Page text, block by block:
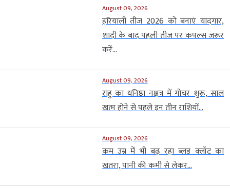
August 09, 2026
हरियाली तीज 2026 को बनाएं यादगार,
शादी के बाद पहली तीज पर कपल्स जरूर
करें...
August 09, 2026
राहु का धनिष्ठा नक्षत्र में गोचर शुरू, साल
खत्म होने से पहले इन तीन राशियों...
August 09, 2026
कम उम्र में भी बढ़ रहा ब्लड क्लॉट का
खतरा, पानी की कमी से लेकर...